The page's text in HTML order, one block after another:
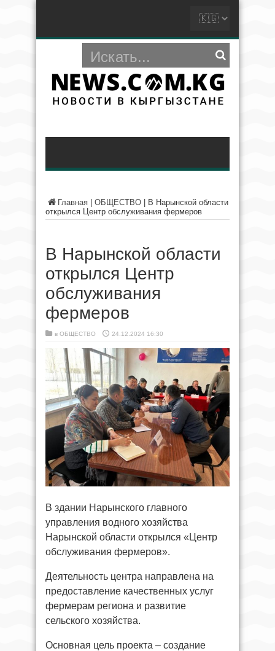
Главная ОБЩЕСТВО
В Нарынской области
открылся Центр обслуживания фермеров
В Нарынской области
открылся Центр
обслуживания
фермеров
в ОБЩЕСТВО 24.12.2024 16:30
В здании Нарынского главного
управления водного хозяйства
Нарынской области открылся «Центр
обслуживания фермеров».
Деятельность центра направлена на
предоставление качественных услуг
фермерам региона и развитие
сельского хозяйства.
Основная цель проекта – создание